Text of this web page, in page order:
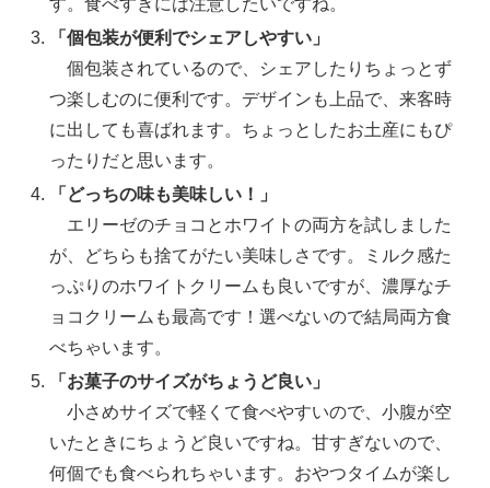
「個包装が便利でシェアしやすい」
個包装されているので、シェアしたりちょっとず
つ楽しむのに便利です。デザインも上品で、来客時
に出しても喜ばれます。ちょっとしたお土産にもぴ
ったりだと思います​。
「どっちの味も美味しい！」
エリーゼのチョコとホワイトの両方を試しました
が、どちらも捨てがたい美味しさです。ミルク感た
っぷりのホワイトクリームも良いですが、濃厚なチ
ョコクリームも最高です！選べないので結局両方食
べちゃいます。
「お菓子のサイズがちょうど良い」
小さめサイズで軽くて食べやすいので、小腹が空
いたときにちょうど良いですね。甘すぎないので、
何個でも食べられちゃいます。おやつタイムが楽し